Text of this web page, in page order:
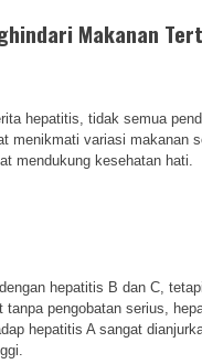
Makanan
hepatitis, tidak semua
variasi makanan
mendukung kesehatan hati.
hepatitis B dan C,
pengobatan serius,
hepatitis A sangat